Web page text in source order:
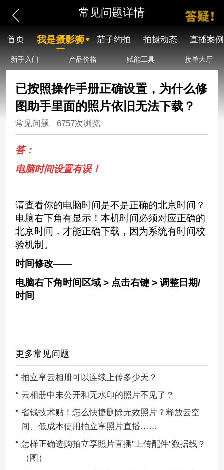
常见问题详情
首页 我是摄影狮 茄子约拍 拍摄动态 直播案例
新手入门 产品价格 赋能工具 接单大厅
已按照操作手册正确设置，为什么修
图助手里面的照片依旧无法下载？
常见问题 6757次浏览
答：
电脑时间设置有误！
请查看你的电脑时间是不是正确的北京时间？
电脑右下角有显示！本机时间必须对应正确的
北京时间，才能正确下载，因为系统有时间校
验机制。
时间修改——
电脑右下角时间区域 > 点击右键 > 调整日期/
时间
更多常见问题
拍立享云相册可以连续上传多少天？
云相册中未公开和无水印的照片不见了？
省钱技术贴！怎么快捷删除无效照片？释放云空
间、低成本使用拍立享照片直播……
怎样正确选购拍立享照片直播"上传配件"数据线？
（图）